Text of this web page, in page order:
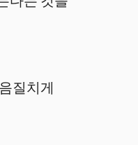
질치게